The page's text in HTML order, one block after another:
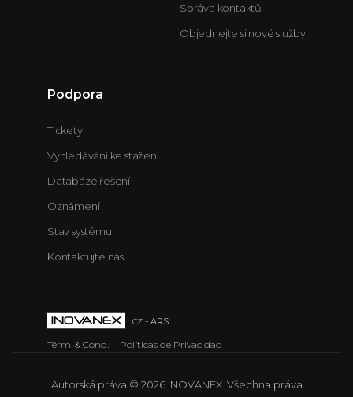
Správa kontaktů
Objednejte si nové služby
Podpora
Tickety
Vyhledávání ke stažení
Databáze řešení
Oznámení
Stav systému
Kontaktujte nás
cz - ARS
Térm. & Cond. Políticas de Privacidad
Autorská práva © 2026 INOVANEX. Všechna práva